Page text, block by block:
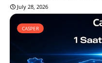
July 28, 2026
CASPER